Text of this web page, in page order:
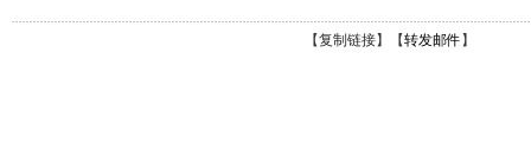
【复制链接】【转发邮件 】